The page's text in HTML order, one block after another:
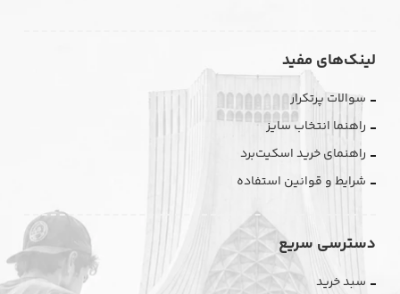
لینک‌های مفید
سوالات پرتکرار
راهنما انتخاب سایز
راهنمای خرید اسکیت‌برد
شرایط و قوانین استفاده
دسترسی سریع
سبد خرید